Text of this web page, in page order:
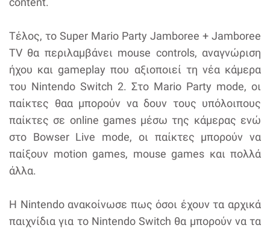
Τέλος, το Super Mario Party Jamboree + Jamboree
TV θα περιλαμβάνει mouse controls, αναγνώριση
ήχου και gameplay που αξιοποιεί τη νέα κάμερα
του Nintendo Switch 2. Στο Mario Party mode, οι
παίκτες θαα μπορούν να δουν τους υπόλοιπους
παίκτες σε online games μέσω της κάμερας ενώ
στο Bowser Live mode, οι παίκτες μπορούν να
παίξουν motion games, mouse games και πολλά
άλλα.
Η Nintendo ανακοίνωσε πως όσοι έχουν τα αρχικά
παιχνίδια για το Nintendo Switch θα μπορούν να τα